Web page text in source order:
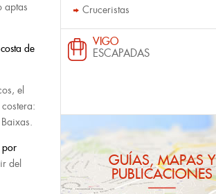
aptas
de
el
por
del
Cruceristas
VIGO
ESCAPADAS
GUÍAS, MAPAS Y
PUBLICACIONES